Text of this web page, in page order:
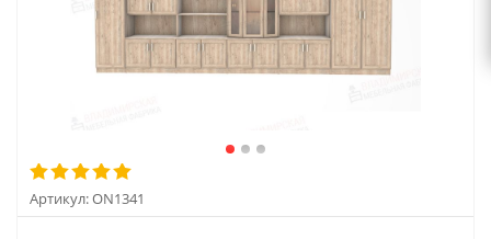
Артикул:ON1341